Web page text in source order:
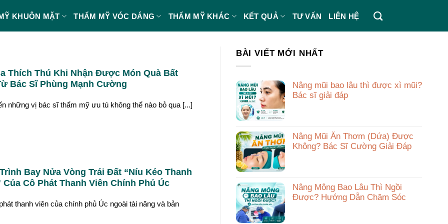
KHUÔN MẶT THẨM MỸ VÓC DÁNG THẨM MỸ KHÁC KẾT QUẢ TƯ VẤN LIÊN HỆ
Thích Thú Khi Nhận Được Món Quà Bất
Bác Sĩ Phùng Mạnh Cường
những vị bác sĩ thẩm mỹ ưu tú không thể nào bỏ qua [...]
Bay Nửa Vòng Trái Đất “Níu Kéo Thanh
Của Cô Phát Thanh Viên Chính Phủ Úc
thanh viên của chính phủ Úc ngoài tài năng và bản
BÀI VIẾT MỚI NHẤT
Nâng mũi bao lâu thì được xì mũi?
Bác sĩ giải đáp
Nâng Mũi Ăn Thơm (Dứa) Được
Không? Bác Sĩ Cường Giải Đáp
Nâng Mông Bao Lâu Thì Ngồi
Được? Hướng Dẫn Chăm Sóc